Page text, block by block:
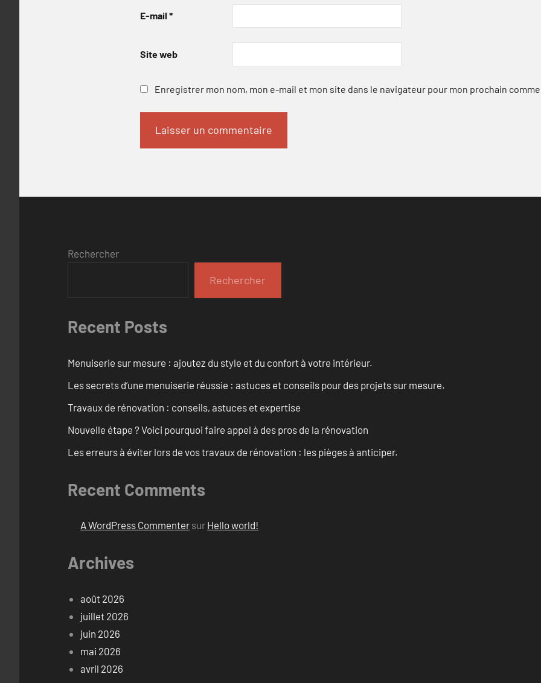
E-mail *
Site web
Enregistrer mon nom, mon e-mail et mon site dans le navigateur pour mon prochain
Rechercher
Rechercher
Recent Posts
Menuiserie sur mesure : ajoutez du style et du confort à votre intérieur.
Les secrets d’une menuiserie réussie : astuces et conseils pour des projets sur mesure.
Travaux de rénovation : conseils, astuces et expertise
Nouvelle étape ? Voici pourquoi faire appel à des pros de la rénovation
Les erreurs à éviter lors de vos travaux de rénovation : les pièges à anticiper.
Recent Comments
A WordPress Commenter sur Hello world!
Archives
août 2026
juillet 2026
juin 2026
mai 2026
avril 2026